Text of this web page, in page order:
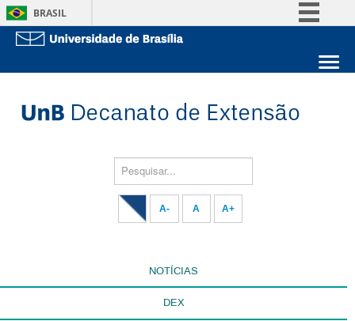
BRASIL
Acesso à informação
Estude na UnB
Pesquisar...
A- A A+
NOTÍCIAS
DEX